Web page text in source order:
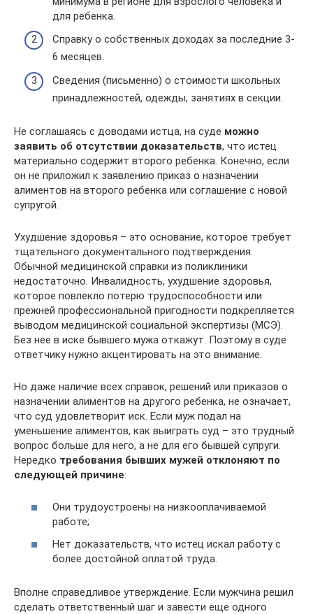
для ребенка.
Справку о собственных доходах за последние 3-
6 месяцев.
Сведения (письменно) о стоимости школьных
принадлежностей, одежды, занятиях в секции.
Не соглашаясь с доводами истца, на суде можно
заявить об отсутствии доказательств, что истец
материально содержит второго ребенка. Конечно, если
он не приложил к заявлению приказ о назначении
алиментов на второго ребенка или соглашение с новой
супругой.
Ухудшение здоровья – это основание, которое требует
тщательного документального подтверждения.
Обычной медицинской справки из поликлиники
недостаточно. Инвалидность, ухудшение здоровья,
которое повлекло потерю трудоспособности или
прежней профессиональной пригодности подкрепляется
выводом медицинской социальной экспертизы (МСЭ).
Без нее в иске бывшего мужа откажут. Поэтому в суде
ответчику нужно акцентировать на это внимание.
Но даже наличие всех справок, решений или приказов о
назначении алиментов на другого ребенка, не означает,
что суд удовлетворит иск. Если муж подал на
уменьшение алиментов, как выиграть суд – это трудный
вопрос больше для него, а не для его бывшей супруги.
Нередко требования бывших мужей отклоняют по
следующей причине:
Они трудоустроены на низкооплачиваемой
работе;
Нет доказательств, что истец искал работу с
более достойной оплатой труда.
Вполне справедливое утверждение. Если мужчина решил
сделать ответственный шаг и завести еще одного